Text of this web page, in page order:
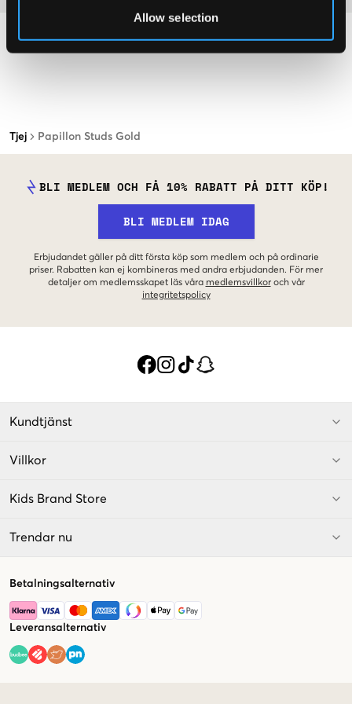
Allow selection
Tjej Papillon Studs Gold
BLI MEDLEM OCH FÅ 10% RABATT PÅ DITT KÖP!
BLI MEDLEM IDAG
Erbjudandet gäller på ditt första köp som medlem och på ordinarie
priser. Rabatten kan ej kombineras med andra erbjudanden. För mer
detaljer om medlemsskapet läs våra medlemsvillkor och vår
integritetspolicy
Kundtjänst
Villkor
Kids Brand Store
Trendar nu
Betalningsalternativ
Leveransalternativ